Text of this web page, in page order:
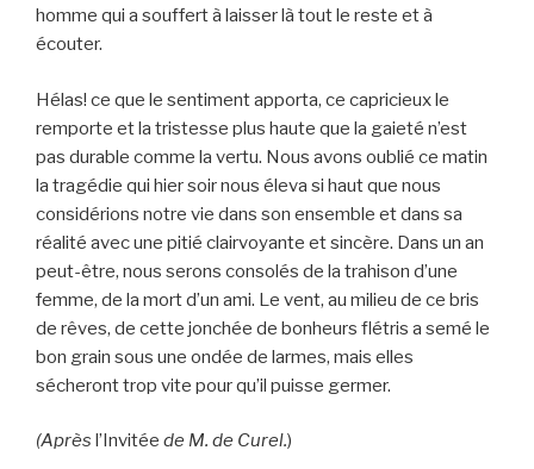
homme qui a souffert à laisser là tout le reste et à
écouter.
Hélas! ce que le sentiment apporta, ce capricieux le
remporte et la tristesse plus haute que la gaieté n’est
pas durable comme la vertu. Nous avons oublié ce matin
la tragédie qui hier soir nous éleva si haut que nous
considérions notre vie dans son ensemble et dans sa
réalité avec une pitié clairvoyante et sincère. Dans un an
peut-être, nous serons consolés de la trahison d’une
femme, de la mort d’un ami. Le vent, au milieu de ce bris
de rêves, de cette jonchée de bonheurs flétris a semé le
bon grain sous une ondée de larmes, mais elles
sécheront trop vite pour qu’il puisse germer.
(Après l’Invitée de M. de Curel.)